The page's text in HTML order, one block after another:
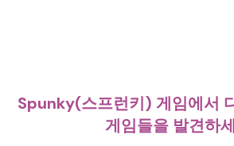
Spunky(스프런키) 게임에서
게임들을 발견하